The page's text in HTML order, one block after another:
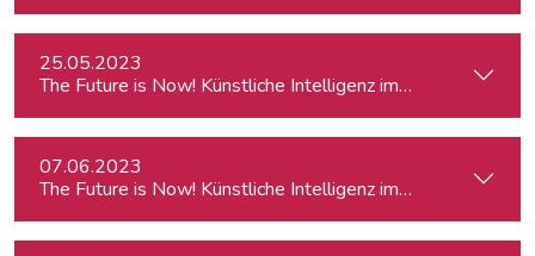
25.05.2023
The Future is Now! Künstliche Intelligenz im Journalismus:
07.06.2023
The Future is Now! Künstliche Intelligenz im Journalismus: